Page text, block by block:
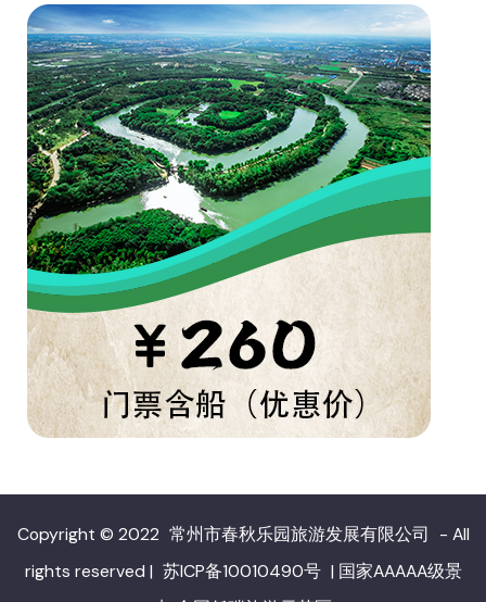
Copyright © 2022 常州市春秋乐园旅游发展有限公司 - All
rights reserved | 苏ICP备10010490号 | 国家AAAAA级景